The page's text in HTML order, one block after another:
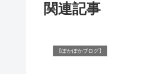
関連記事
【ぽかぽかブログ】